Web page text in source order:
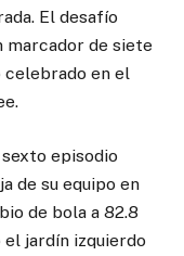
El desafío
marcador de siete
en el
episodio
de su equipo en
de bola a 82.8
jardín izquierdo